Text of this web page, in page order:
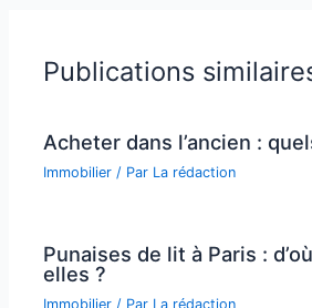
Publications
Acheter dans l’ancien :
Immobilier / Par La rédaction
Punaises de lit à Paris :
elles ?
Immobilier / Par La rédaction